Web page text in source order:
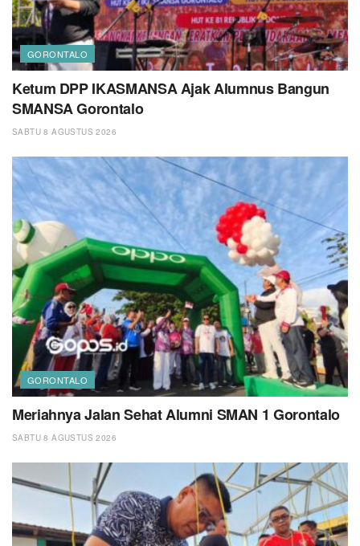
GORONTALO
Ketum DPP IKASMANSA Ajak Alumnus Bangun
SMANSA Gorontalo
SABTU 8 AGUSTUS 2026
GORONTALO
Meriahnya Jalan Sehat Alumni SMAN 1 Gorontalo
SABTU 8 AGUSTUS 2026